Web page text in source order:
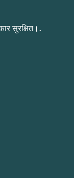
सुरक्षित।.